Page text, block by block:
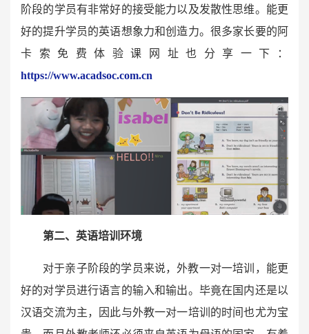
阶段的学员有非常好的接受能力以及发散性思维。能更
好的提升学员的英语想象力和创造力。很多家长要的阿
卡索免费体验课网址也分享一下：
https://www.acadsoc.com.cn
第二、英语培训环境
对于亲子阶段的学员来说，外教一对一培训，能更
好的对学员进行语言的输入和输出。毕竟在国内还是以
汉语交流为主，因此与外教一对一培训的时间也尤为宝